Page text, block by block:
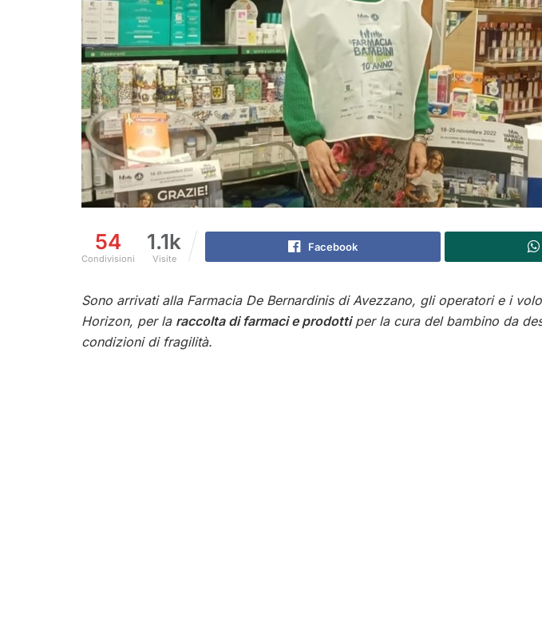
54
Condivisioni
1.1k
Visite
Facebook
Sono arrivati alla Farmacia De Bernardinis di Avezzano, gli operatori e i
Horizon, per la raccolta di farmaci e prodottiper la cura del bambino da
condizioni di fragilità.